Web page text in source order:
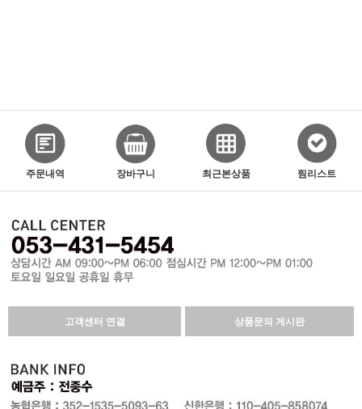
주문내역 장바구니 최근본상품 찜리스트
고객센터 연결 상품문의 게시판